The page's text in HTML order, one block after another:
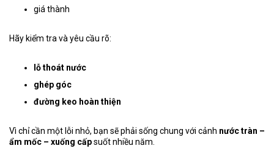
giá thành
Hãy kiểm tra và yêu cầu rõ:
lỗ thoát nước
ghép góc
đường keo hoàn thiện
Vì chỉ cần một lỗi nhỏ, bạn sẽ phải sống chung với cảnh nước tràn –
ẩm mốc – xuống cấpsuốt nhiều năm.